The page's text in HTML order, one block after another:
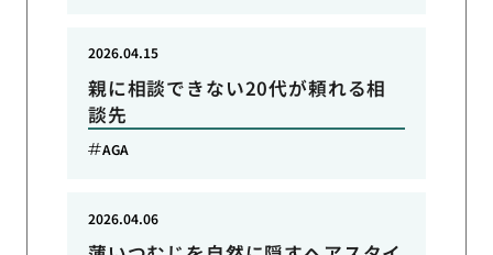
親に相談できない20代が頼れる相
談先
2026.04.15
AGA
2026.04.06